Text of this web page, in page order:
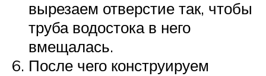
вырезаем отверстие так, чтобы
труба водостока в него
вмещалась.
После чего конструируем